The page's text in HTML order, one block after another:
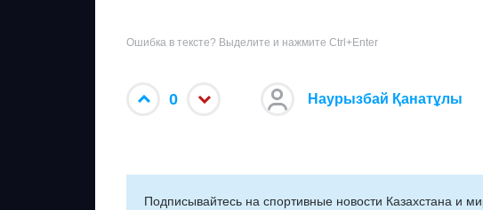
Ошибка в тексте? Выделите и нажмите Ctrl+Enter
0 Наурызбай Қанатұлы
Подписывайтесь на cпортивные новости Казахстана и